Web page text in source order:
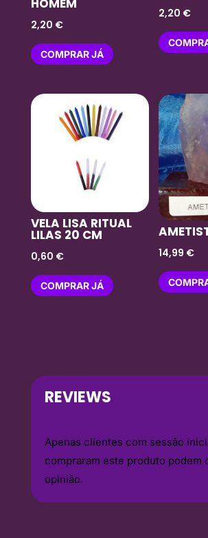
HOMEM
2,20 €
COMPRAR JÁ
2,20 €
VELA LISA RITUAL
LILAS 20 CM
0,60 €
COMPRAR JÁ
14,99 €
REVIEWS
Apenas clientes com sessão
compraram este produto podem
opinião.